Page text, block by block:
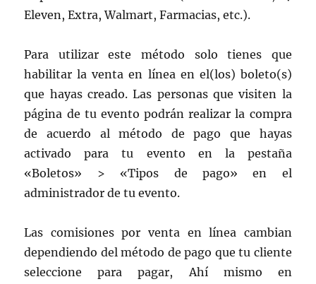
Eleven, Extra, Walmart, Farmacias, etc.).
Para utilizar este método solo tienes que
habilitar la venta en línea en el(los) boleto(s)
que hayas creado. Las personas que visiten la
página de tu evento podrán realizar la compra
de acuerdo al método de pago que hayas
activado para tu evento en la pestaña
«Boletos» > «Tipos de pago» en el
administrador de tu evento.
Las comisiones por venta en línea cambian
dependiendo del método de pago que tu cliente
seleccione para pagar, Ahí mismo en